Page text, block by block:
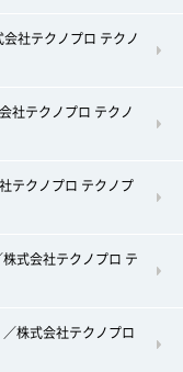
社テクノプロ テクノ
社テクノプロ テクノ
テクノプロ テクノプ
式会社テクノプロ テ
株式会社テクノプロ